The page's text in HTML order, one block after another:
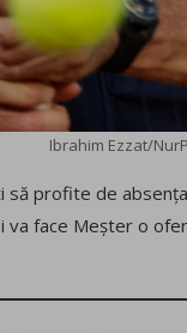
Ibrahim Ezzat/
profite de
va face Meșter o